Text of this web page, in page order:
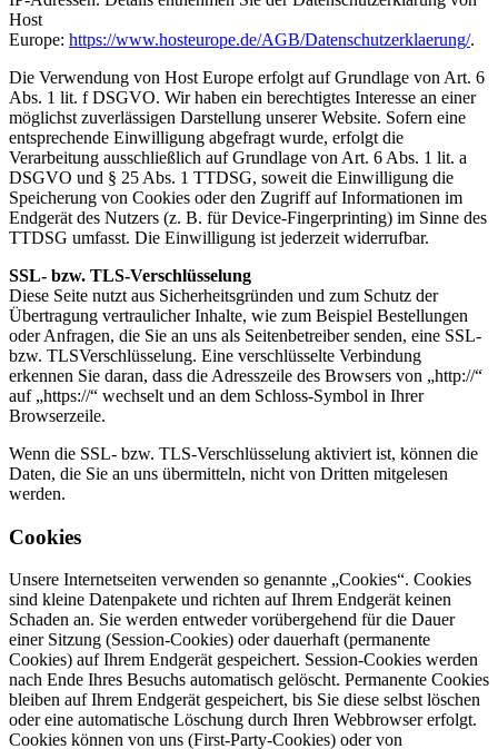
Host
Europe: https://www.hosteurope.de/AGB/Datenschutzerklaerung/.
Die Verwendung von Host Europe erfolgt auf Grundlage von Art. 6
Abs. 1 lit. f DSGVO. Wir haben ein berechtigtes Interesse an einer
möglichst zuverlässigen Darstellung unserer Website. Sofern eine
entsprechende Einwilligung abgefragt wurde, erfolgt die
Verarbeitung ausschließlich auf Grundlage von Art. 6 Abs. 1 lit. a
DSGVO und § 25 Abs. 1 TTDSG, soweit die Einwilligung die
Speicherung von Cookies oder den Zugriff auf Informationen im
Endgerät des Nutzers (z. B. für Device-Fingerprinting) im Sinne des
TTDSG umfasst. Die Einwilligung ist jederzeit widerrufbar.
SSL- bzw. TLS-Verschlüsselung
Diese Seite nutzt aus Sicherheitsgründen und zum Schutz der
Übertragung vertraulicher Inhalte, wie zum Beispiel Bestellungen
oder Anfragen, die Sie an uns als Seitenbetreiber senden, eine SSL-
bzw. TLSVerschlüsselung. Eine verschlüsselte Verbindung
erkennen Sie daran, dass die Adresszeile des Browsers von „http://“
auf „https://“ wechselt und an dem Schloss-Symbol in Ihrer
Browserzeile.
Wenn die SSL- bzw. TLS-Verschlüsselung aktiviert ist, können die
Daten, die Sie an uns übermitteln, nicht von Dritten mitgelesen
werden.
Cookies
Unsere Internetseiten verwenden so genannte „Cookies“. Cookies
sind kleine Datenpakete und richten auf Ihrem Endgerät keinen
Schaden an. Sie werden entweder vorübergehend für die Dauer
einer Sitzung (Session-Cookies) oder dauerhaft (permanente
Cookies) auf Ihrem Endgerät gespeichert. Session-Cookies werden
nach Ende Ihres Besuchs automatisch gelöscht. Permanente Cookies
bleiben auf Ihrem Endgerät gespeichert, bis Sie diese selbst löschen
oder eine automatische Löschung durch Ihren Webbrowser erfolgt.
Cookies können von uns (First-Party-Cookies) oder von